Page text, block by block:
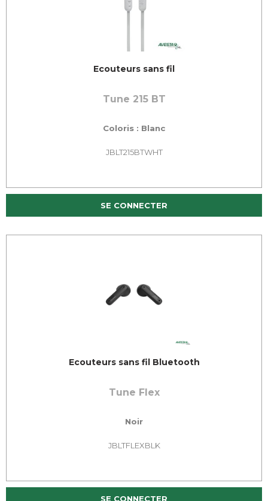
Ecouteurs sans fil
Tune 215 BT
Coloris : Blanc
JBLT215BTWHT
SE CONNECTER
Ecouteurs sans fil Bluetooth
Tune Flex
Noir
JBLTFLEXBLK
SE CONNECTER